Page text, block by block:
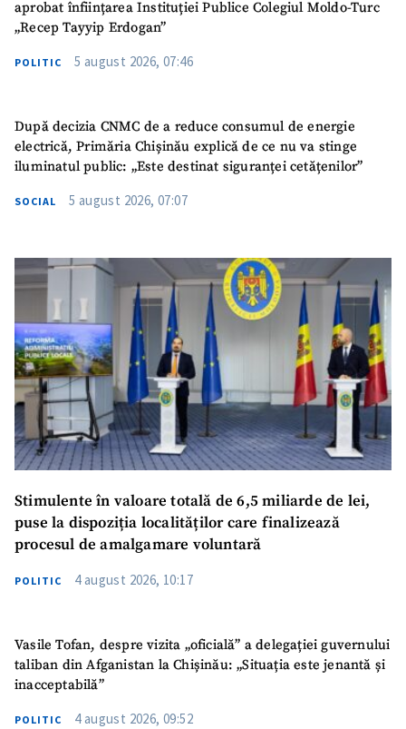
aprobat înființarea Instituției Publice Colegiul Moldo-Turc
„Recep Tayyip Erdogan”
POLITIC 5 august 2026, 07:46
După decizia CNMC de a reduce consumul de energie
electrică, Primăria Chișinău explică de ce nu va stinge
iluminatul public: „Este destinat siguranței cetățenilor”
SOCIAL 5 august 2026, 07:07
Stimulente în valoare totală de 6,5 miliarde de lei,
puse la dispoziția localităților care finalizează
procesul de amalgamare voluntară
POLITIC 4 august 2026, 10:17
Vasile Tofan, despre vizita „oficială” a delegației guvernului
taliban din Afganistan la Chișinău: „Situația este jenantă și
inacceptabilă”
POLITIC 4 august 2026, 09:52